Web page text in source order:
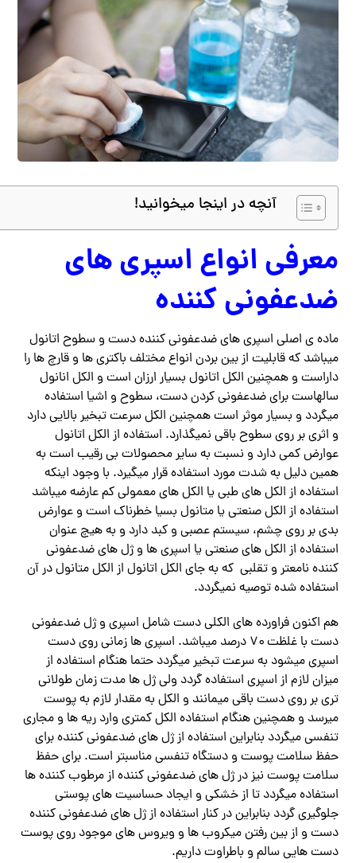
آنچه در اینجا میخوانید!
معرفی انواع اسپری های
ضدعفونی کننده
ماده ی اصلی اسپری های ضدعفونی کننده دست و سطوح اتانول
میباشد که قابلیت از بین بردن انواع مختلف باکتری ها و قارچ ها را
داراست و همچنین الکل اتانول بسیار ارزان است و الکل انانول
سالهاست برای ضدعفونی کردن دست، سطوح و اشیا استفاده
میگردد و بسیار موثر است همچنین الکل سرعت تبخیر بالایی دارد
و اثری بر روی سطوح باقی نمیگذارد. استفاده از الکل اتانول
عوارض کمی دارد و نسبت به سایر محصولات بی رقیب است به
همین دلیل به شدت مورد استفاده قرار میگیرد. با وجود اینکه
استفاده از الکل های طبی یا الکل های معمولی کم عارضه میباشد
استفاده از الکل صنعتی یا متانول بسیا خطرناک است و عوارض
بدی بر روی چشم، سیستم عصبی و کبد دارد و به هیچ عنوان
استفاده از الکل های صنعتی یا اسپری ها و ژل های ضدعفونی
کننده نامعتر و تقلبی که به جای الکل اتانول از الکل متانول در آن
استفاده شده توصیه نمیگردد.
هم اکنون فراورده های الکلی دست شامل اسپری و ژل ضدعفونی
دست با غلظت ۷۰ درصد میباشد. اسپری ها زمانی روی دست
اسپری میشود به سرعت تبخیر میگردد حتما هنگام استفاده از
میزان لازم از اسپری استفاده گردد ولی ژل ها مدت زمان طولانی
تری بر روی دست باقی میمانند و الکل به مقدار لازم به پوست
میرسد و همچنین هنگام استفاده الکل کمتری وارد ریه ها و مجاری
تنفسی میگردد بنابراین استفاده از ژل های ضدعفونی کننده برای
حفظ سلامت پوست و دستگاه تنفسی مناسبتر است. برای حفظ
سلامت پوست نیز در ژل های ضدعفونی کننده از مرطوب کننده ها
استفاده میگردد تا از خشکی و ایجاد حساسیت های پوستی
جلوگیری گردد بنابراین در کنار استفاده از ژل های ضدعفونی کننده
دست و از بین رفتن میکروب ها و ویروس های موجود روی پوست
دست هایی سالم و باطراوت داریم.